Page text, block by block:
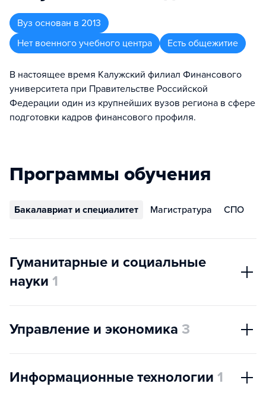
Вуз основан в 2013
Нет военного учебного центра
Есть общежитие
В настоящее время Калужский филиал Финансового
университета при Правительстве Российской
Федерации один из крупнейших вузов региона в сфере
подготовки кадров финансового профиля.
Программы обучения
Бакалавриат и специалитет Магистратура СПО
Гуманитарные и социальные
науки 1
Управление и экономика 3
Информационные технологии 1